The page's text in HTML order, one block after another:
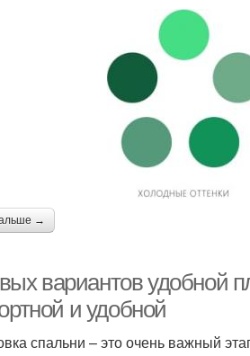
→
вариантов удобной
и удобной
спальни – это очень важный